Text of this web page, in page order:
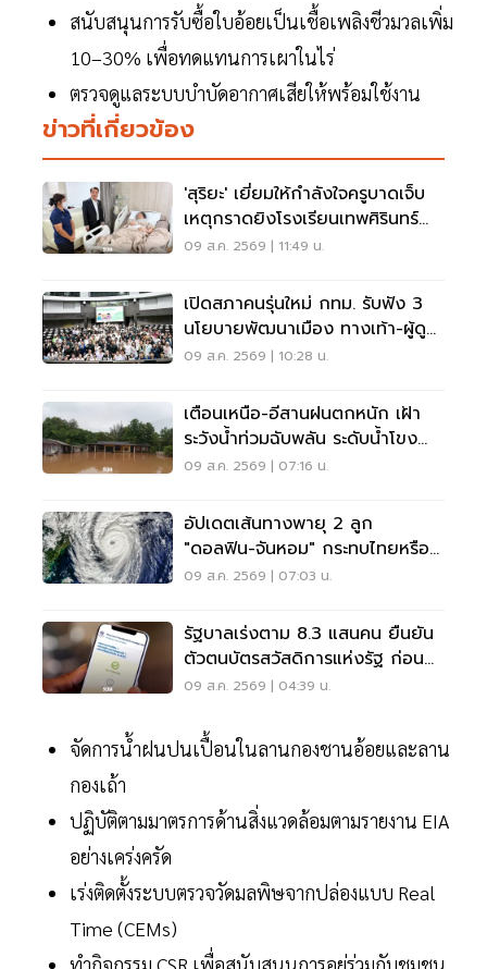
สนับสนุนการรับซื้อใบอ้อยเป็นเชื้อเพลิงชีวมวลเพิ่ม
10–30% เพื่อทดแทนการเผาในไร่
ตรวจดูแลระบบบำบัดอากาศเสียให้พร้อมใช้งาน
ข่าวที่เกี่ยวข้อง
'สุริยะ' เยี่ยมให้กำลังใจครูบาดเจ็บ
เหตุกราดยิงโรงเรียนเทพศิรินทร์
นนทบุรี
09 ส.ค. 2569 | 11:49 น.
เปิดสภาคนรุ่นใหม่ กทม. รับฟัง 3
นโยบายพัฒนาเมือง ทางเท้า-ผู้ดู
แลออทิสติก-จักรยาน
09 ส.ค. 2569 | 10:28 น.
เตือนเหนือ-อีสานฝนตกหนัก เฝ้า
ระวังน้ำท่วมฉับพลัน ระดับน้ำโขง
เพิ่มสูง
09 ส.ค. 2569 | 07:16 น.
อัปเดตเส้นทางพายุ 2 ลูก
"ดอลฟิน-จันหอม" กระทบไทยหรือ
ไม่ เช็กเลย
09 ส.ค. 2569 | 07:03 น.
รัฐบาลเร่งตาม 8.3 แสนคน ยืนยัน
ตัวตนบัตรสวัสดิการแห่งรัฐ ก่อน
พลาดสิทธิ
09 ส.ค. 2569 | 04:39 น.
จัดการน้ำฝนปนเปื้อนในลานกองชานอ้อยและลาน
กองเถ้า
ปฏิบัติตามมาตรการด้านสิ่งแวดล้อมตามรายงาน EIA
อย่างเคร่งครัด
เร่งติดตั้งระบบตรวจวัดมลพิษจากปล่องแบบ Real
Time (CEMs)